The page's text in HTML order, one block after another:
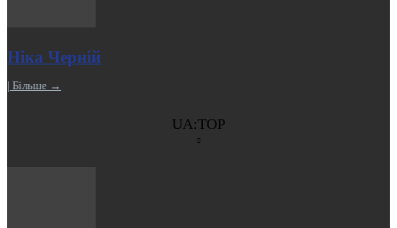
Ніка Черній
| Більше →
UA:TOP